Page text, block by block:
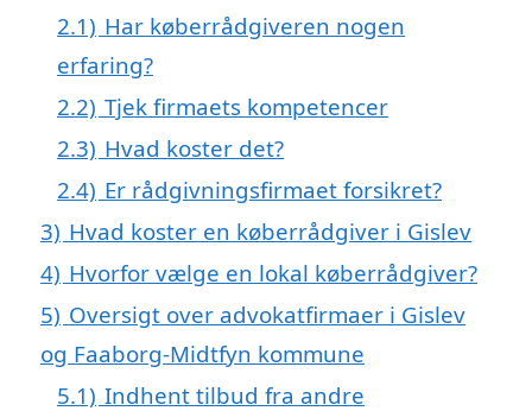
2.1) Har køberrådgiveren nogen
erfaring?
2.2) Tjek firmaets kompetencer
2.3) Hvad koster det?
2.4) Er rådgivningsfirmaet forsikret?
3) Hvad koster en køberrådgiver i Gislev
4) Hvorfor vælge en lokal køberrådgiver?
5) Oversigt over advokatfirmaer i Gislev
og Faaborg-Midtfyn kommune
5.1) Indhent tilbud fra andre